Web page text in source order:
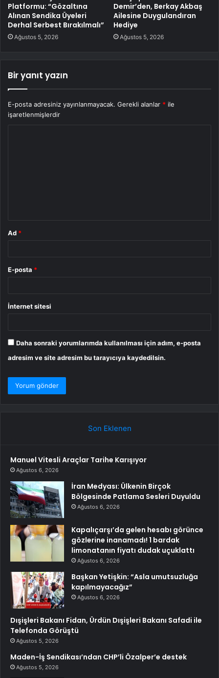
Platformu: “Gözaltına
Alınan Sendika Üyeleri
Derhal Serbest Bırakılmalı”
Ağustos 5, 2026
Demir’den, Berkay Akbaş
Ailesine Duygulandıran
Hediye
Ağustos 5, 2026
Bir yanıt yazın
E-posta adresiniz yayınlanmayacak. Gerekli alanlar * ile
işaretlenmişlerdir
Ad *
E-posta *
İnternet sitesi
Daha sonraki yorumlarımda kullanılması için adım, e-posta
adresim ve site adresim bu tarayıcıya kaydedilsin.
Son Eklenen
Manuel Vitesli Araçlar Tarihe Karışıyor
Ağustos 6, 2026
İran Medyası: Ülkenin Birçok
Bölgesinde Patlama Sesleri Duyuldu
Ağustos 6, 2026
Kapalıçarşı’da gelen hesabı görünce
gözlerine inanamadı! 1 bardak
limonatanın fiyatı dudak uçuklattı
Ağustos 6, 2026
Başkan Yetişkin: “Asla umutsuzluğa
kapılmayacağız”
Ağustos 6, 2026
Dışişleri Bakanı Fidan, Ürdün Dışişleri Bakanı Safadi ile
Telefonda Görüştü
Ağustos 5, 2026
Maden-İş Sendikası’ndan CHP’li Özalper’e destek
Ağustos 5, 2026